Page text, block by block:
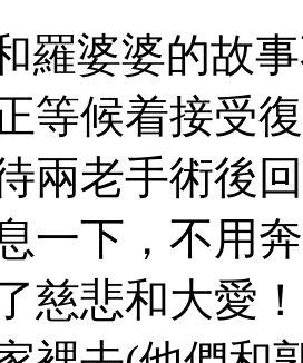
羅婆婆的故
等候着接受
兩老手術後
一下，不用
慈悲和大愛